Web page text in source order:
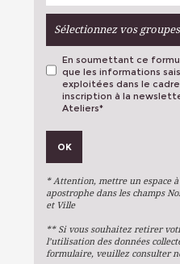
Sélectionnez vos groupes
Métiers D'art
Arts Du Texte
Stages Ponctuels
Ateliers À L'année
En soumettant ce
que les informations
exploitées dans le
inscription à la
Ateliers*
OK
* Attention, mettre un espace à
apostrophe dans les champs
et Ville
** Si vous souhaitez retirer
l’utilisation des données
formulaire, veuillez consulter